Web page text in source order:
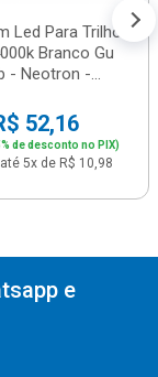
Led Para Trilho
Branco Gu
- Neotron -...
52,16
de desconto no PIX)
5x de R$ 10,98
e